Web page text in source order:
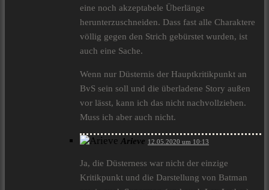
eine noch akzeptabele Überlänge
herunterzuschneiden. Dass fast alle Charaktere
völlig gegen den Strich gebürstet wurden, ist
auch eine Sache.
Wenn nur Düsternis der Hauptkritikpunkt an
BvS sein soll und die überladene Story außen
vor lässt, kann ich das nicht nachvollziehen.
Muss ich aber auch nicht.
Arieve 12.05.2020 um 10:13
Ja, die Düsterness war nicht der einzige
Kritikpunkt und die Darstellung von Batman